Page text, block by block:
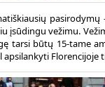
pasirodymų
įsūdingu vežimu.
tarsi būtų 15-tame
apsilankyti Florencijoje